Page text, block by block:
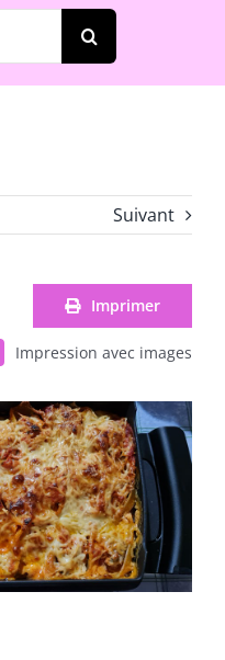
Suivant
Imprimer
Impression avec images